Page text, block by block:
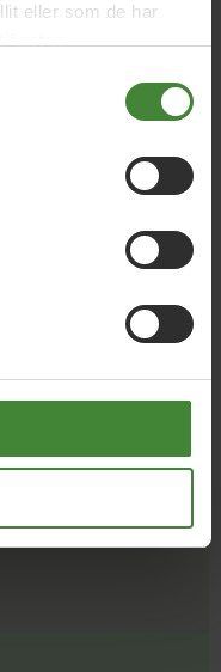
eller som de har
Bostäder –
Djurrätt